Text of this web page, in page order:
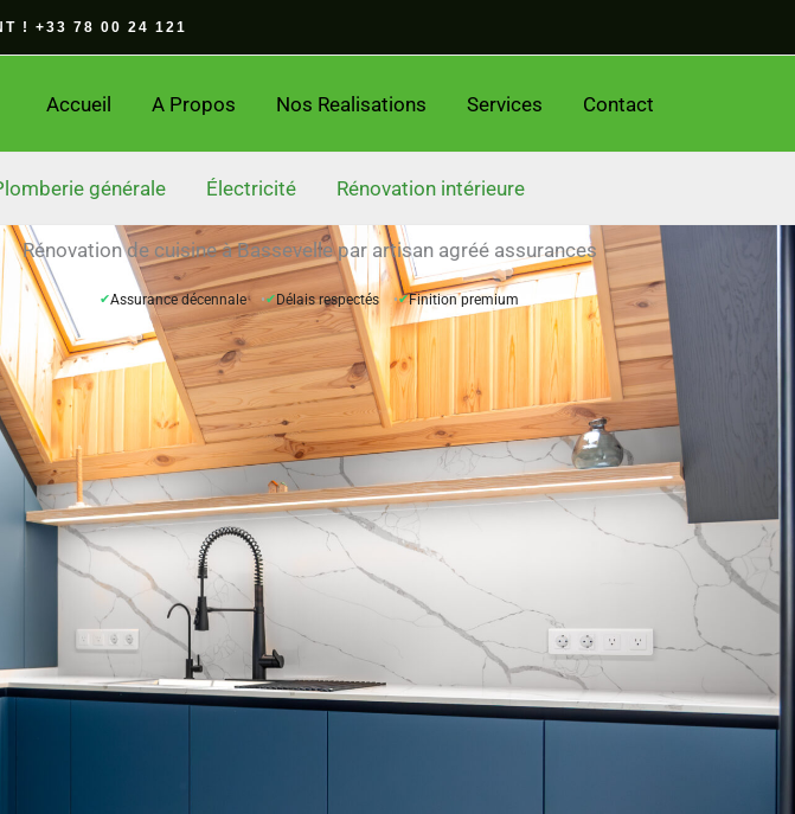
! +33 78 00 24 121
Accueil A Propos Nos Realisations Services Contact
générale Électricité Rénovation intérieure
Rénovation de cuisine à Bassevelle par artisan agréé assurances
✔Assurance décennale ✔ Délais respectés ✔Finition premium